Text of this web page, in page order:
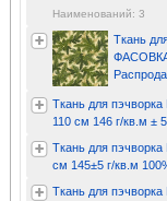
Наименований: 3
Ткань
ФАСОВКА
Ткань для
110 см 146 г/кв.м ±
Ткань для
см 145±5 г/кв.м
Ткань для